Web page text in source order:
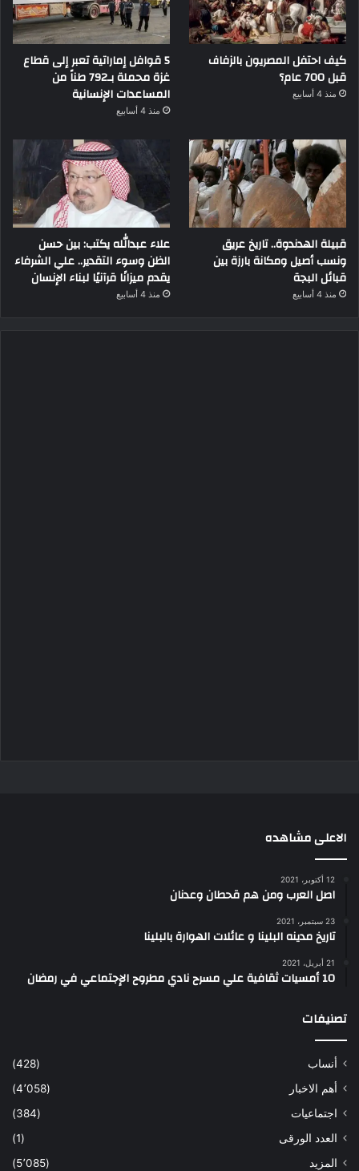
كيف احتفل المصريون بالزفاف
قبل 700 عام؟
منذ 4 أسابيع
5 قوافل إماراتية تعبر إلى قطاع
غزة محملة بـ792 طناً من
المساعدات الإنسانية
منذ 4 أسابيع
قبيلة الهدندوة.. تاريخ عريق
ونسب أصيل ومكانة بارزة بين
قبائل البجة
منذ 4 أسابيع
علاء عبدالله يكتب: بين حسن
الظن وسوء التقدير.. علي الشرفاء
يقدم ميزانًا قرآنيًا لبناء الإنسان
منذ 4 أسابيع
الاعلى مشاهده
12 أكتوبر، 2021
اصل العرب ومن هم قحطان وعدنان
23 سبتمبر، 2021
تاريخ مدينه البلينا و عائلات الهوارة بالبلينا
21 أبريل، 2021
10 أمسيات ثقافية علي مسرح نادي مطروح الإجتماعي في رمضان
تصنيفات
أنساب
(428)
أهم الاخبار
(4٬058)
اجتماعيات
(384)
العدد الورقى
(1)
المزيد
(5٬085)